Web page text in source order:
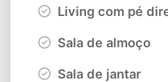
Living com pé
Sala de almoço
Sala de jantar